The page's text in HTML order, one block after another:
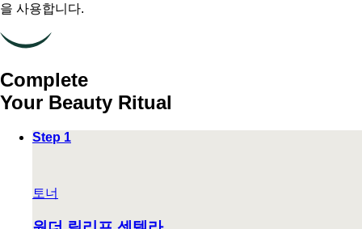
을 사용합니다.
Complete
Your Beauty Ritual
Step 1
토너